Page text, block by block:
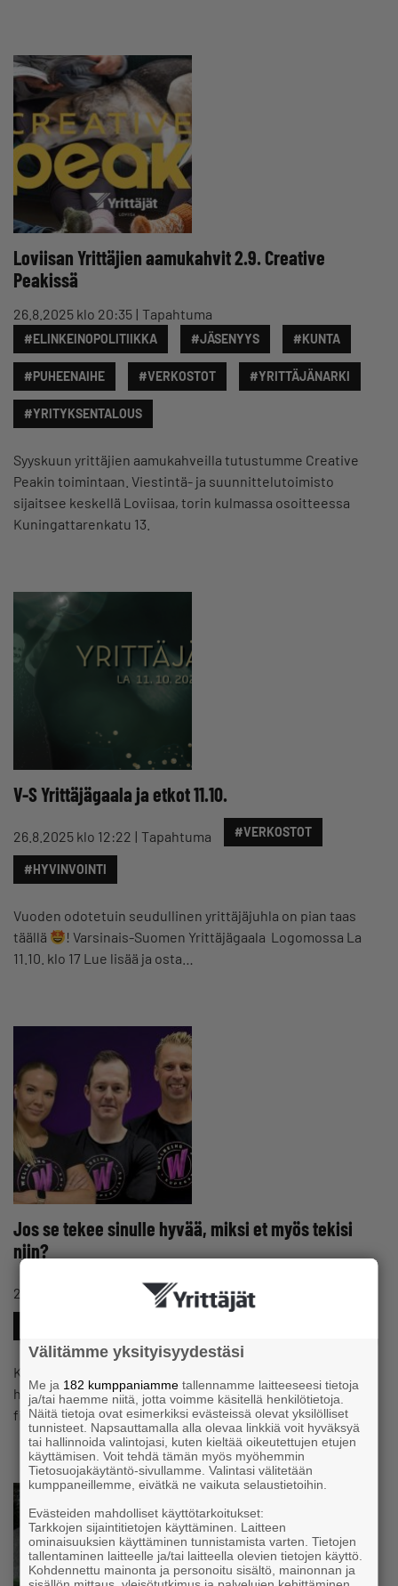
Loviisan Yrittäjien aamukahvit 2.9. Creative
Peakissä
26.8.2025 klo 20:35 Tapahtuma
#ELINKEINOPOLITIIKKA #JÄSENYYS #KUNTA
#PUHEENAIHE #VERKOSTOT #YRITTÄJÄNARKI
#YRITYKSENTALOUS
Syyskuun yrittäjien aamukahveilla tutustumme Creative
Peakin toimintaan. Viestintä- ja suunnittelutoimisto
sijaitsee keskellä Loviisaa, torin kulmassa osoitteessa
Kuningattarenkatu 13.
V-S Yrittäjägaala ja etkot 11.10.
26.8.2025 klo 12:22 Tapahtuma #VERKOSTOT
#HYVINVOINTI
Vuoden odotetuin seudullinen yrittäjäjuhla on pian taas
täällä
! Varsinais-Suomen Yrittäjägaala Logomossa La
11.10. klo 17 Lue lisää ja osta…
Jos se tekee sinulle hyvää, miksi et myös tekisi
niin?
26.8.2025 klo 08:55 Uutinen #HYVINVOINTI
Kukaan ei voi kiistää hyvän yleiskunnon - niin fyysisen kuin
henkisen - merkitystä arjessa pärjäämisessä. Ihminen on
fiksu olento ja…
Välitämme yksityisyydestäsi
Me ja 182 kumppaniamme tallennamme laitteeseesi tietoja
ja/tai haemme niitä, jotta voimme käsitellä henkilötietoja.
Näitä tietoja ovat esimerkiksi evästeissä olevat yksilölliset
tunnisteet. Napsauttamalla alla olevaa linkkiä voit hyväksyä
tai hallinnoida valintojasi, kuten kieltää oikeutettujen etujen
käyttämisen. Voit tehdä tämän myös myöhemmin
Tietosuojakäytäntö-sivullamme. Valintasi välitetään
kumppaneillemme, eivätkä ne vaikuta selaustietoihin.
Evästeiden mahdolliset käyttötarkoitukset:
Tarkkojen sijaintitietojen käyttäminen. Laitteen
ominaisuuksien käyttäminen tunnistamista varten. Tietojen
tallentaminen laitteelle ja/tai laitteella olevien tietojen käyttö.
Kohdennettu mainonta ja personoitu sisältö, mainonnan ja